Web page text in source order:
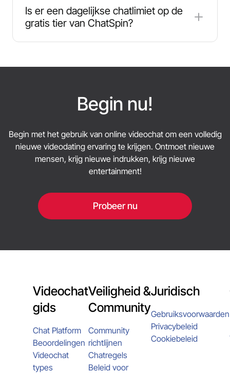
dienst willekeurige screenshots kan maken tijdens
videochats. Deze worden in beperkte
hoeveelheden opgeslagen en gebruikt om AI-
systemen te trainen en te verbeteren, zoals
privacybeleid voor meer informatie over het
Is er een dagelijkse chatlimiet op de
gratis tier van ChatSpin?
beperkingen en kan extra's toevoegen zoals HD-
video en uitgebreide functies.
Begin nu!
Begin met het gebruik van online videochat om een volledig
nieuwe videodating ervaring te krijgen. Ontmoet nieuwe
mensen, krijg nieuwe indrukken, krijg nieuwe
entertainment!
Probeer nu
Videochat
gids
Chat Platform
Beoordelingen
Videochat
types
Veiligheid &
Community
Community
richtlijnen
Chatregels
Beleid voor
Juridisch
Gebruiksvoorwaarden
Privacybeleid
Cookiebeleid